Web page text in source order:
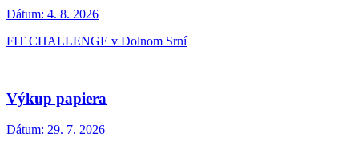
Dátum: 4. 8. 2026
FIT CHALLENGE v Dolnom Srní
Výkup papiera
Dátum: 29. 7. 2026